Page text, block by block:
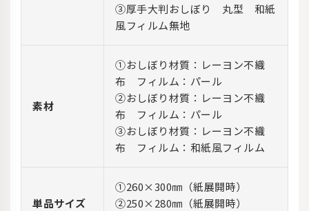
③厚手大判おしぼり 丸型 和紙
風フィルム無地
素材
①おしぼり材質：レーヨン不織
布 フィルム：パール
②おしぼり材質：レーヨン不織
布 フィルム：パール
③おしぼり材質：レーヨン不織
布 フィルム：和紙風フィルム
単品サイズ
①260×300㎜（紙展開時）
②250×280㎜（紙展開時）